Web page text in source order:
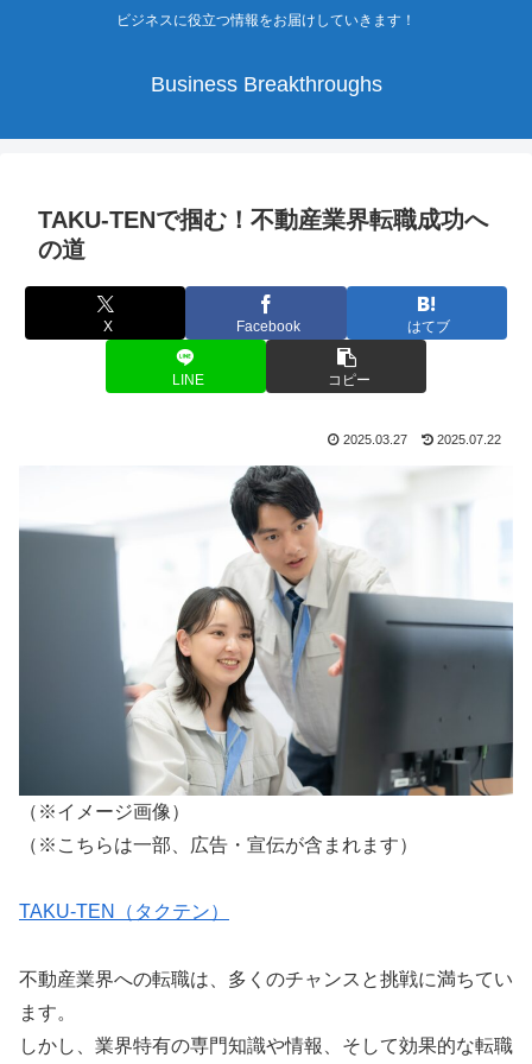
ビジネスに役立つ情報をお届けしていきます！
Business Breakthroughs
TAKU-TENで掴む！不動産業界転職成功へ
の道
X Facebook はてブ
LINE コピー
2025.03.27 2025.07.22
（※イメージ画像）
（※こちらは一部、広告・宣伝が含まれます）
TAKU-TEN（タクテン）
不動産業界への転職は、多くのチャンスと挑戦に満ちてい
ます。
しかし、業界特有の専門知識や情報、そして効果的な転職